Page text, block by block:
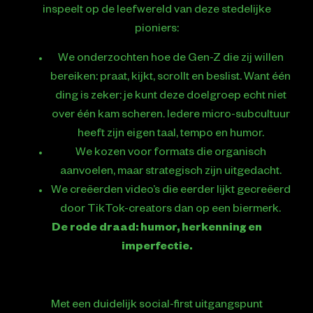
inspeelt op de leefwereld van deze stedelijke
pioniers:
We onderzochten hoe de Gen-Z die zij willen
bereiken: praat, kijkt, scrollt en beslist. Want één
ding is zeker: je kunt deze doelgroep echt niet
over één kam scheren. Iedere micro-subcultuur
heeft zijn eigen taal, tempo en humor.
We kozen voor formats die organisch
aanvoelen, maar strategisch zijn uitgedacht.
We creëerden video’s die eerder lijkt gecreëerd
door TikTok-creators dan op een biermerk.
De rode draad: humor, herkenning en
imperfectie.
Met een duidelijk social-first uitgangspunt